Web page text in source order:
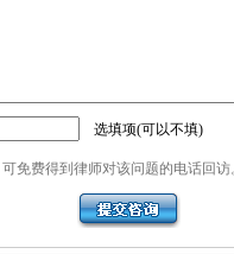
选填项(可以不填)
免费得到律师对该问题的电话回访